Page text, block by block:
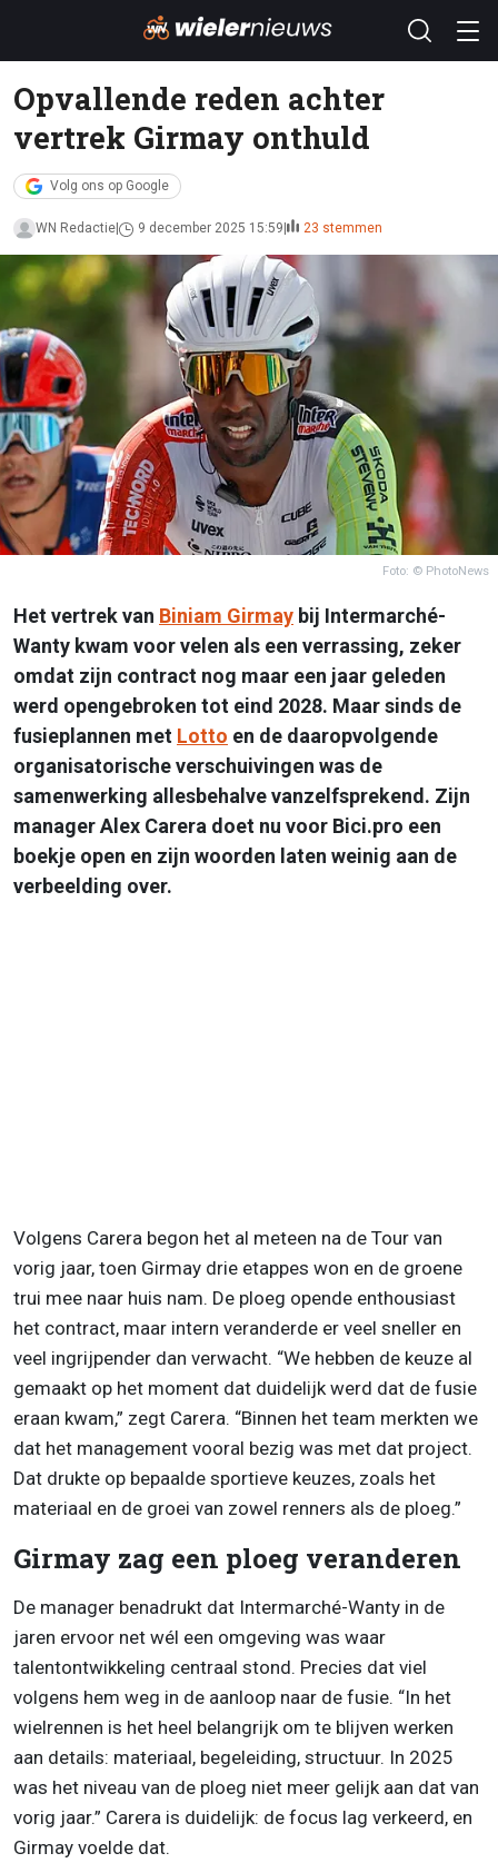
Opvallende reden achter
vertrek Girmay onthuld
Volg ons op Google
WN Redactie 9 december 2025 15:59 23 stemmen
Foto: © PhotoNews
Het vertrek van Biniam Girmay bij Intermarché-
Wanty kwam voor velen als een verrassing, zeker
omdat zijn contract nog maar een jaar geleden
werd opengebroken tot eind 2028. Maar sinds de
fusieplannen met Lotto en de daaropvolgende
organisatorische verschuivingen was de
samenwerking allesbehalve vanzelfsprekend. Zijn
manager Alex Carera doet nu voor Bici.pro een
boekje open en zijn woorden laten weinig aan de
verbeelding over.
Volgens Carera begon het al meteen na de Tour van
vorig jaar, toen Girmay drie etappes won en de groene
trui mee naar huis nam. De ploeg opende enthousiast
het contract, maar intern veranderde er veel sneller en
veel ingrijpender dan verwacht. “We hebben de keuze al
gemaakt op het moment dat duidelijk werd dat de fusie
eraan kwam,” zegt Carera. “Binnen het team merkten we
dat het management vooral bezig was met dat project.
Dat drukte op bepaalde sportieve keuzes, zoals het
materiaal en de groei van zowel renners als de ploeg.”
Girmay zag een ploeg veranderen
De manager benadrukt dat Intermarché-Wanty in de
jaren ervoor net wél een omgeving was waar
talentontwikkeling centraal stond. Precies dat viel
volgens hem weg in de aanloop naar de fusie. “In het
wielrennen is het heel belangrijk om te blijven werken
aan details: materiaal, begeleiding, structuur. In 2025
was het niveau van de ploeg niet meer gelijk aan dat van
vorig jaar.” Carera is duidelijk: de focus lag verkeerd, en
Girmay voelde dat.